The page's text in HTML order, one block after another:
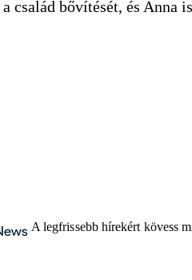
család bővítését, és
A legfrissebb hírekért kövess